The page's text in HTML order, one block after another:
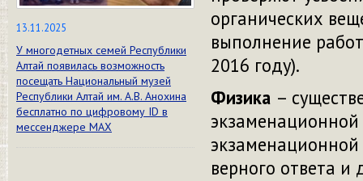
13.11.2025
У многодетных семей Республики
Алтай появилась возможность
посещать Национальный музей
Республики Алтай им. А.В. Анохина
бесплатно по цифровому ID в
мессенджере МАХ
органических
выполнение
2016 году).
Физика –
экзаменационной
верного ответа